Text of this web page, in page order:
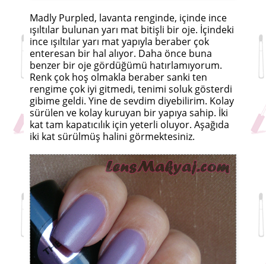
Madly Purpled, lavanta renginde, içinde ince
ışıltılar bulunan yarı mat bitişli bir oje. İçindeki
ince ışıltılar yarı mat yapıyla beraber çok
enteresan bir hal alıyor. Daha önce buna
benzer bir oje gördüğümü hatırlamıyorum.
Renk çok hoş olmakla beraber sanki ten
rengime çok iyi gitmedi, tenimi soluk gösterdi
gibime geldi. Yine de sevdim diyebilirim. Kolay
sürülen ve kolay kuruyan bir yapıya sahip. İki
kat tam kapatıcılık için yeterli oluyor. Aşağıda
iki kat sürülmüş halini görmektesiniz.